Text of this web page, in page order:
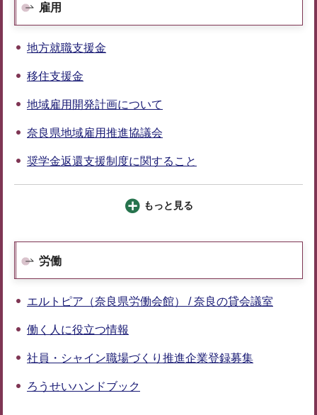
雇用
地方就職支援金
移住支援金
地域雇用開発計画について
奈良県地域雇用推進協議会
奨学金返還支援制度に関すること
もっと見る
労働
エルトピア（奈良県労働会館） / 奈良の貸会議室
働く人に役立つ情報
社員・シャイン職場づくり推進企業登録募集
ろうせいハンドブック